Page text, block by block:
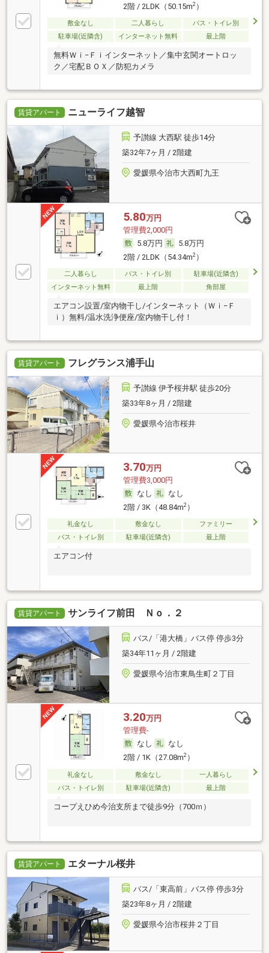
2階 / 2LDK（50.15m2）
敷金なし 二人暮らし
バス・トイレ別
駐車場(近隣含)
インターネット無料 最上階
無料Ｗｉ−Ｆｉインターネット／集中玄関オートロッ
ク／宅配ＢＯＸ／防犯カメラ
賃貸アパート ニューライフ越智
予讃線 大西駅 徒歩14分
築32年7ヶ月 / 2階建
愛媛県今治市大西町九王
5.80万円
管理費2,000円
5.8万円
5.8万円
2階 / 2LDK（54.34m2）
二人暮らし バス・トイレ別
駐車場(近隣含)
インターネット無料
最上階 角部屋
エアコン設置/室内物干し/インターネット（Ｗｉ−Ｆ
ｉ）無料/温水洗浄便座/室内物干し付！
賃貸アパート フレグランス浦手山
予讃線 伊予桜井駅 徒歩20分
築33年8ヶ月 / 2階建
愛媛県今治市桜井
3.70万円
管理費3,000円
なし
なし
2階 / 3K（48.84m2）
礼金なし 敷金なし
ファミリー
バス・トイレ別
駐車場(近隣含) 最上階
エアコン付
賃貸アパート サンライフ前田 Ｎｏ．２
バス/「港大橋」バス停 停歩3分
築34年11ヶ月 / 2階建
愛媛県今治市東鳥生町２丁目
3.20万円
管理費-
なし
なし
2階 / 1K（27.08m2）
礼金なし 敷金なし
一人暮らし
バス・トイレ別
駐車場(近隣含) 最上階
コープえひめ今治支所まで徒歩9分（700ｍ）
賃貸アパート エターナル桜井
バス/「東高前」バス停 停歩3分
築23年8ヶ月 / 2階建
愛媛県今治市桜井２丁目